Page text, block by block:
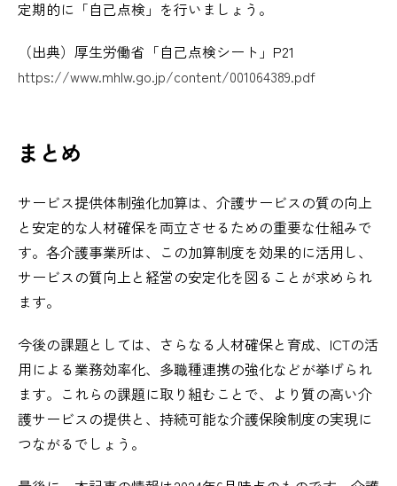
定期的に「自己点検」を行いましょう。
（出典）厚生労働省「自己点検シート」P21
https://www.mhlw.go.jp/content/001064389.pdf
まとめ
サービス提供体制強化加算は、介護サービスの質の向上
と安定的な人材確保を両立させるための重要な仕組みで
す。各介護事業所は、この加算制度を効果的に活用し、
サービスの質向上と経営の安定化を図ることが求められ
ます。
今後の課題としては、さらなる人材確保と育成、ICTの活
用による業務効率化、多職種連携の強化などが挙げられ
ます。これらの課題に取り組むことで、より質の高い介
護サービスの提供と、持続可能な介護保険制度の実現に
つながるでしょう。